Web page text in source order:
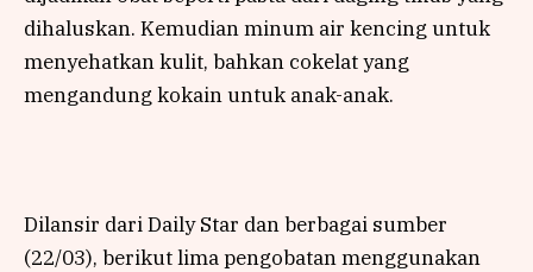
dihaluskan. Kemudian minum air kencing untuk
menyehatkan kulit, bahkan cokelat yang
mengandung kokain untuk anak-anak.
Dilansir dari Daily Star dan berbagai sumber
(22/03), berikut lima pengobatan menggunakan